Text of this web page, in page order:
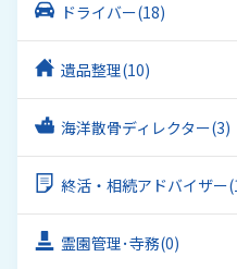
ドライバー(18)
遺品整理(10)
海洋散骨ディレクター(3)
終活・相続アドバイザー
霊園管理･寺務(0)